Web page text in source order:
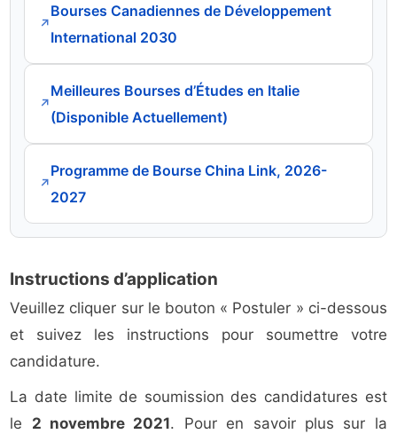
↗
Bourses Canadiennes de Développement
International 2030
↗
Meilleures Bourses d’Études en Italie
(Disponible Actuellement)
↗
Programme de Bourse China Link, 2026-
2027
Instructions d’application
Veuillez cliquer sur le bouton « Postuler » ci-dessous
et suivez les instructions pour soumettre votre
candidature.
La date limite de soumission des candidatures est
le 2 novembre 2021. Pour en savoir plus sur la